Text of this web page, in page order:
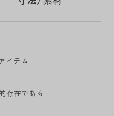
イテム
存在である